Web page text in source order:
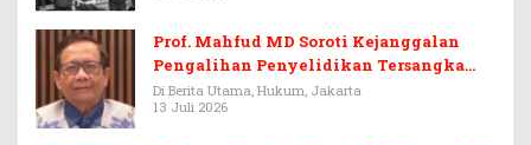
Prof. Mahfud MD Soroti Kejanggalan
Pengalihan Penyelidikan Tersangka
Febrie Adriansyah
Di Berita Utama, Hukum, Jakarta
13 Juli 2026